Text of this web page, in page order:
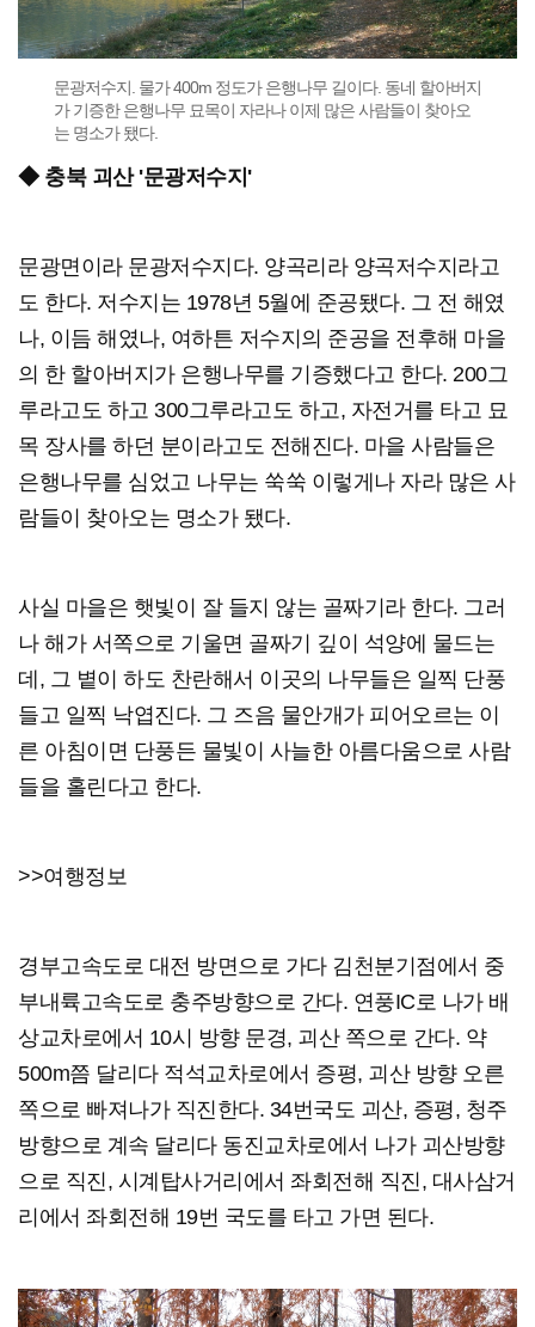
문광저수지. 물가 400m 정도가 은행나무 길이다. 동네 할아버지
가 기증한 은행나무 묘목이 자라나 이제 많은 사람들이 찾아오
는 명소가 됐다.
◆ 충북 괴산 '문광저수지'
문광면이라 문광저수지다. 양곡리라 양곡저수지라고
도 한다. 저수지는 1978년 5월에 준공됐다. 그 전 해였
나, 이듬 해였나, 여하튼 저수지의 준공을 전후해 마을
의 한 할아버지가 은행나무를 기증했다고 한다. 200그
루라고도 하고 300그루라고도 하고, 자전거를 타고 묘
목 장사를 하던 분이라고도 전해진다. 마을 사람들은
은행나무를 심었고 나무는 쑥쑥 이렇게나 자라 많은 사
람들이 찾아오는 명소가 됐다.
사실 마을은 햇빛이 잘 들지 않는 골짜기라 한다. 그러
나 해가 서쪽으로 기울면 골짜기 깊이 석양에 물드는
데, 그 볕이 하도 찬란해서 이곳의 나무들은 일찍 단풍
들고 일찍 낙엽진다. 그 즈음 물안개가 피어오르는 이
른 아침이면 단풍든 물빛이 사늘한 아름다움으로 사람
들을 홀린다고 한다.
>>여행정보
경부고속도로 대전 방면으로 가다 김천분기점에서 중
부내륙고속도로 충주방향으로 간다. 연풍IC로 나가 배
상교차로에서 10시 방향 문경, 괴산 쪽으로 간다. 약
500m쯤 달리다 적석교차로에서 증평, 괴산 방향 오른
쪽으로 빠져나가 직진한다. 34번국도 괴산, 증평, 청주
방향으로 계속 달리다 동진교차로에서 나가 괴산방향
으로 직진, 시계탑사거리에서 좌회전해 직진, 대사삼거
리에서 좌회전해 19번 국도를 타고 가면 된다.